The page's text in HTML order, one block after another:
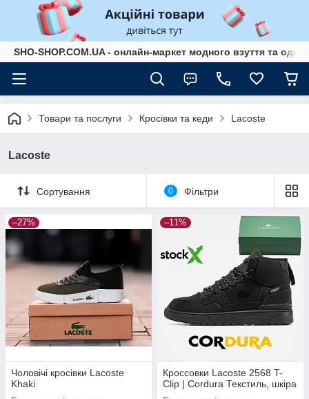
SHO-SHOP.COM.UA - онлайн-маркет модного взуття та
Товари та послуги Кросівки та кеди Lacoste
Lacoste
Сортування 0 Фільтри
–27%
Чоловічі кросівки Lacoste
Khaki
–11%
Кроссовки Lacoste 2568 T-
Clip | Cordura Текстиль, шкіра